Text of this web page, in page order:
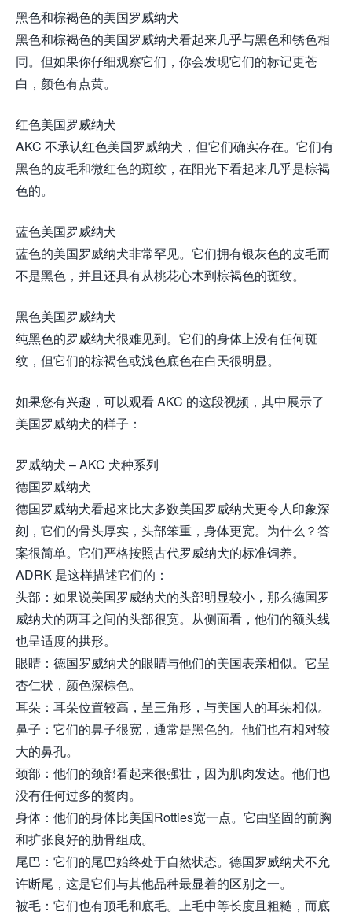
黑色和棕褐色的美国罗威纳犬
黑色和棕褐色的美国罗威纳犬看起来几乎与黑色和锈色相
同。但如果你仔细观察它们，你会发现它们的标记更苍
白，颜色有点黄。
红色美国罗威纳犬
AKC 不承认红色美国罗威纳犬，但它们确实存在。它们有
黑色的皮毛和微红色的斑纹，在阳光下看起来几乎是棕褐
色的。
蓝色美国罗威纳犬
蓝色的美国罗威纳犬非常罕见。它们拥有银灰色的皮毛而
不是黑色，并且还具有从桃花心木到棕褐色的斑纹。
黑色美国罗威纳犬
纯黑色的罗威纳犬很难见到。它们的身体上没有任何斑
纹，但它们的棕褐色或浅色底色在白天很明显。
如果您有兴趣，可以观看 AKC 的这段视频，其中展示了
美国罗威纳犬的样子：
罗威纳犬 – AKC 犬种系列
德国罗威纳犬
德国罗威纳犬看起来比大多数美国罗威纳犬更令人印象深
刻，它们的骨头厚实，头部笨重，身体更宽。为什么？答
案很简单。它们严格按照古代罗威纳犬的标准饲养。
ADRK 是这样描述它们的：
头部：如果说美国罗威纳犬的头部明显较小，那么德国罗
威纳犬的两耳之间的头部很宽。从侧面看，他们的额头线
也呈适度的拱形。
眼睛：德国罗威纳犬的眼睛与他们的美国表亲相似。它呈
杏仁状，颜色深棕色。
耳朵：耳朵位置较高，呈三角形，与美国人的耳朵相似。
鼻子：它们的鼻子很宽，通常是黑色的。他们也有相对较
大的鼻孔。
颈部：他们的颈部看起来很强壮，因为肌肉发达。他们也
没有任何过多的赘肉。
身体：他们的身体比美国Rotties宽一点。它由坚固的前胸
和扩张良好的肋骨组成。
尾巴：它们的尾巴始终处于自然状态。德国罗威纳犬不允
许断尾，这是它们与其他品种最显着的区别之一。
被毛：它们也有顶毛和底毛。上毛中等长度且粗糙，而底